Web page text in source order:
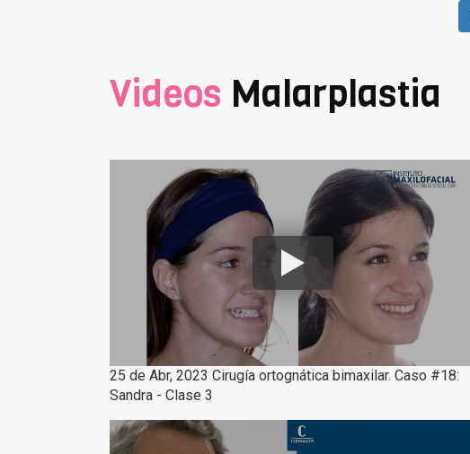
Videos Malarplastia
25 de Abr, 2023 Cirugía ortognática bimaxilar. Caso #18:
Sandra - Clase 3